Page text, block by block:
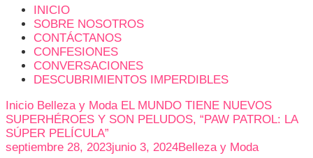
INICIO
SOBRE NOSOTROS
CONTÁCTANOS
CONFESIONES
CONVERSACIONES
DESCUBRIMIENTOS IMPERDIBLES
Inicio Belleza y Moda EL MUNDO TIENE NUEVOS
SUPERHÉROES Y SON PELUDOS, “PAW PATROL: LA
SÚPER PELÍCULA”
septiembre 28, 2023junio 3, 2024Belleza y Moda